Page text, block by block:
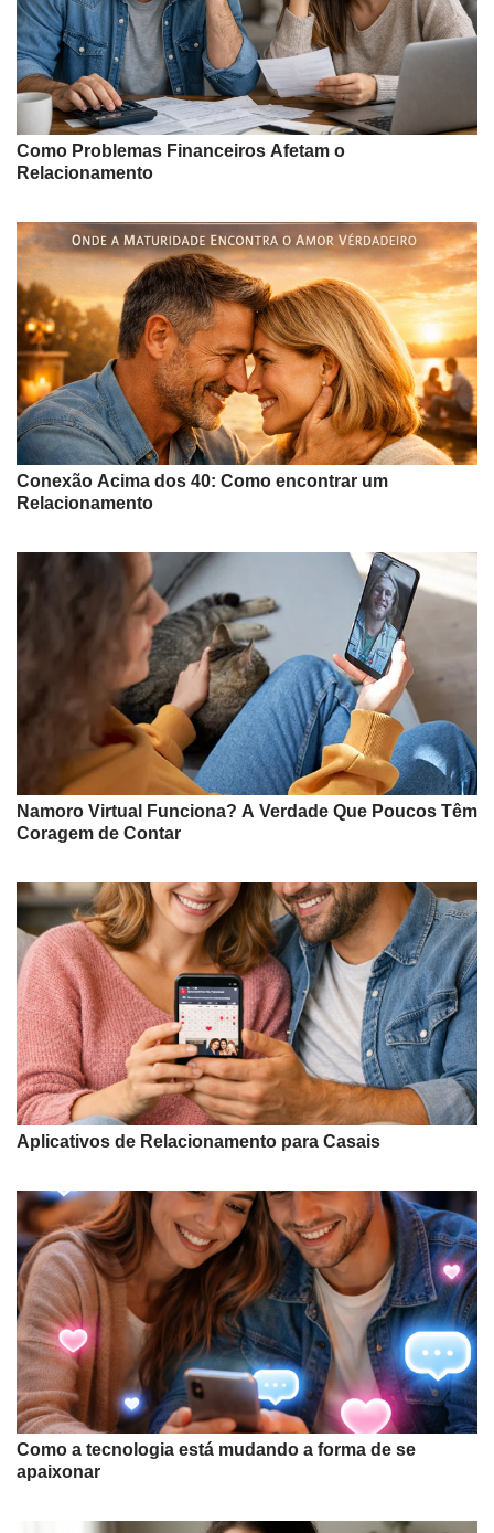
Como Problemas Financeiros Afetam o
Relacionamento
Conexão Acima dos 40: Como encontrar um
Relacionamento
Namoro Virtual Funciona? A Verdade Que Poucos Têm
Coragem de Contar
Aplicativos de Relacionamento para Casais
Como a tecnologia está mudando a forma de se
apaixonar